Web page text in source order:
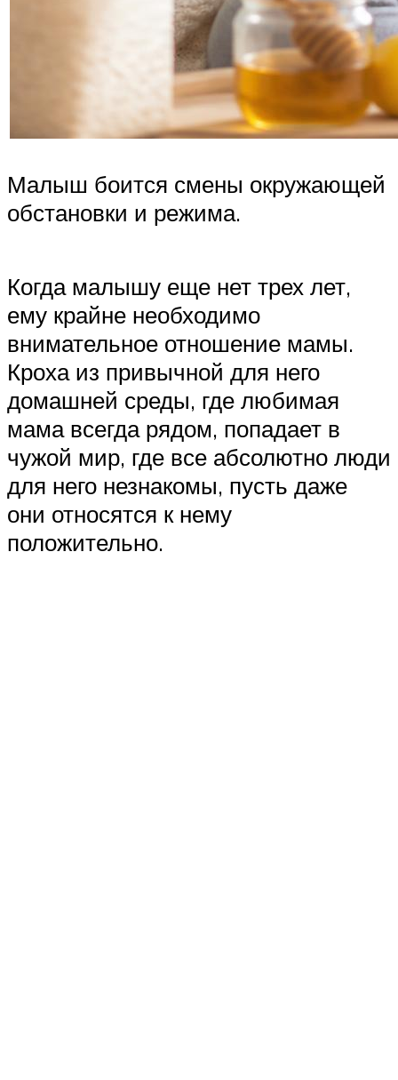
Малыш боится смены окружающей
обстановки и режима.
Когда малышу еще нет трех лет,
ему крайне необходимо
внимательное отношение мамы.
Кроха из привычной для него
домашней среды, где любимая
мама всегда рядом, попадает в
чужой мир, где все абсолютно люди
для него незнакомы, пусть даже
они относятся к нему
положительно.